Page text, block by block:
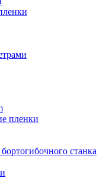
пленки
станка